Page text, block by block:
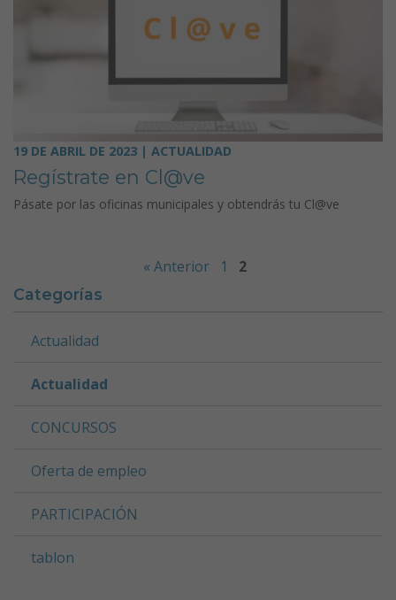
19 DE ABRIL DE 2023 | ACTUALIDAD
Regístrate en Cl@ve
Pásate por las oficinas municipales y obtendrás tu Cl@ve
« Anterior 1 2
Categorías
Actualidad
Actualidad
CONCURSOS
Oferta de empleo
PARTICIPACIÓN
tablon